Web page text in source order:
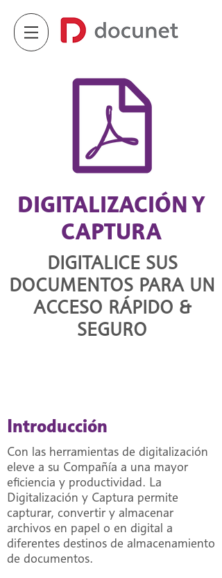
DIGITALIZACIÓN Y
CAPTURA
DIGITALICE SUS
DOCUMENTOS PARA UN
ACCESO RÁPIDO &
SEGURO
Introducción
Con las herramientas de digitalización
eleve a su Compañía a una mayor
eficiencia y productividad. La
Digitalización y Captura permite
capturar, convertir y almacenar
archivos en papel o en digital a
diferentes destinos de almacenamiento
de documentos.